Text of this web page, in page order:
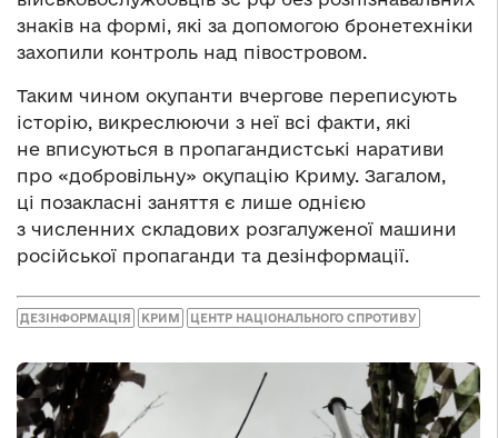
знаків на формі, які за допомогою бронетехніки
захопили контроль над півостровом.
Таким чином окупанти вчергове переписують
історію, викреслюючи з неї всі факти, які
не вписуються в пропагандистські наративи
про «добровільну» окупацію Криму. Загалом,
ці позакласні заняття є лише однією
з численних складових розгалуженої машини
російської пропаганди та дезінформації.
ДЕЗІНФОРМАЦІЯ КРИМ ЦЕНТР НАЦІОНАЛЬНОГО СПРОТИВУ